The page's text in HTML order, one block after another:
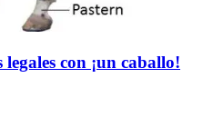
con ¡un caballo!